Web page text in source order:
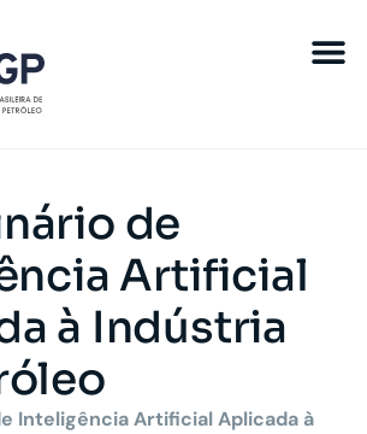
de
Artificial
à Indústria
Inteligência Artificial Aplicada à